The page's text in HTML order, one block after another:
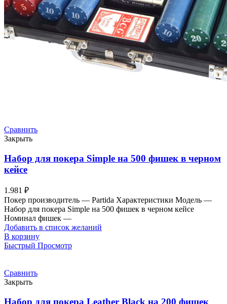
Сравнить
Закрыть
Набор для покера Simple на 500 фишек в черном
кейсе
1.981 ₽
Покер производитель — Partida Характеристики Модель —
Набор для покера Simple на 500 фишек в черном кейсе
Номинал фишек —
Добавить в список желаний
В корзину
Быстрый Просмотр
Сравнить
Закрыть
Набор для покера Leather Black на 200 фишек